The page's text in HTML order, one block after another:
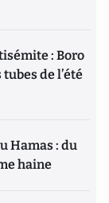
: Boro
de l’été
Hamas : du
haine